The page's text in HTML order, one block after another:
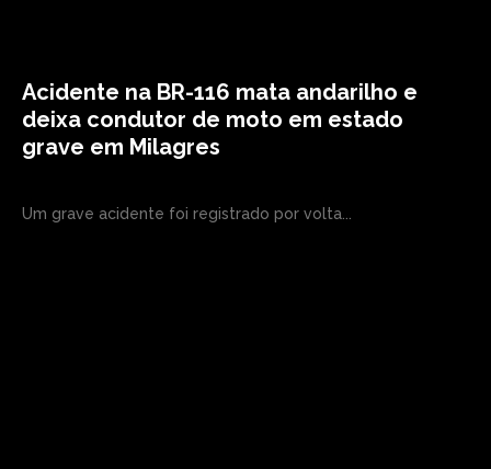
Acidente na BR-116 mata andarilho e
deixa condutor de moto em estado
grave em Milagres
Um grave acidente foi registrado por volta...